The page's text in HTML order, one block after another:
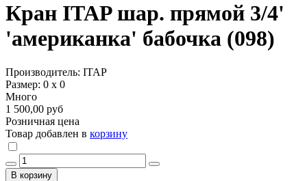
Кран ITAP шар. прямой 3/4'
'американка' бабочка (098)
Производитель: ITAP
Размер: 0 х 0
Много
1 500,00 руб
Розничная цена
Товар добавлен в корзину
В корзину